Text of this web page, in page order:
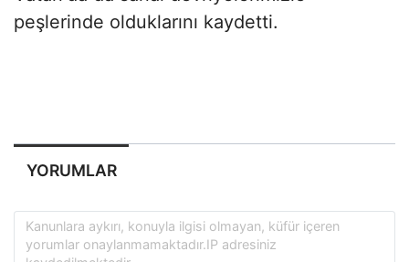
peşlerinde olduklarını kaydetti.
YORUMLAR